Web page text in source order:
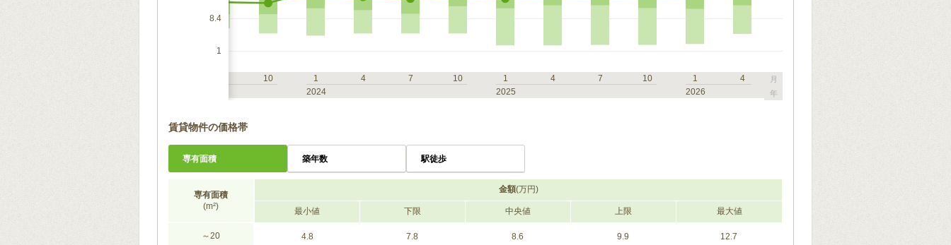
8.4
1
10
1 4 7
10
2024
1 4 7
10
2025
1
4
2026
月
年
賃貸物件の価格帯
専有面積 築年数 駅徒歩
専有面積
(m²)
金額(万円)
最小値 下限 中央値 上限 最大値
～20 4.8 7.8 8.6 9.9 12.7